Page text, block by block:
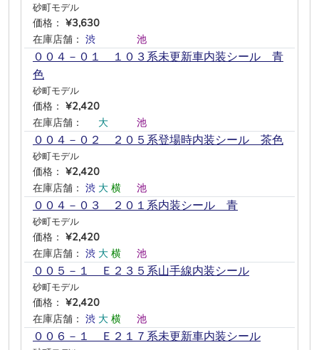
砂町モデル
価格： ¥3,630
在庫店舗： 渋 池
００４－０１ １０３系未更新車内装シール 青
色
砂町モデル
価格： ¥2,420
在庫店舗：
大 池
００４－０２ ２０５系登場時内装シール 茶色
砂町モデル
価格： ¥2,420
在庫店舗： 渋 大 横 池
００４－０３ ２０１系内装シール 青
砂町モデル
価格： ¥2,420
在庫店舗： 渋 大 横 池
００５－１ Ｅ２３５系山手線内装シール
砂町モデル
価格： ¥2,420
在庫店舗： 渋 大 横 池
００６－１ Ｅ２１７系未更新車内装シール